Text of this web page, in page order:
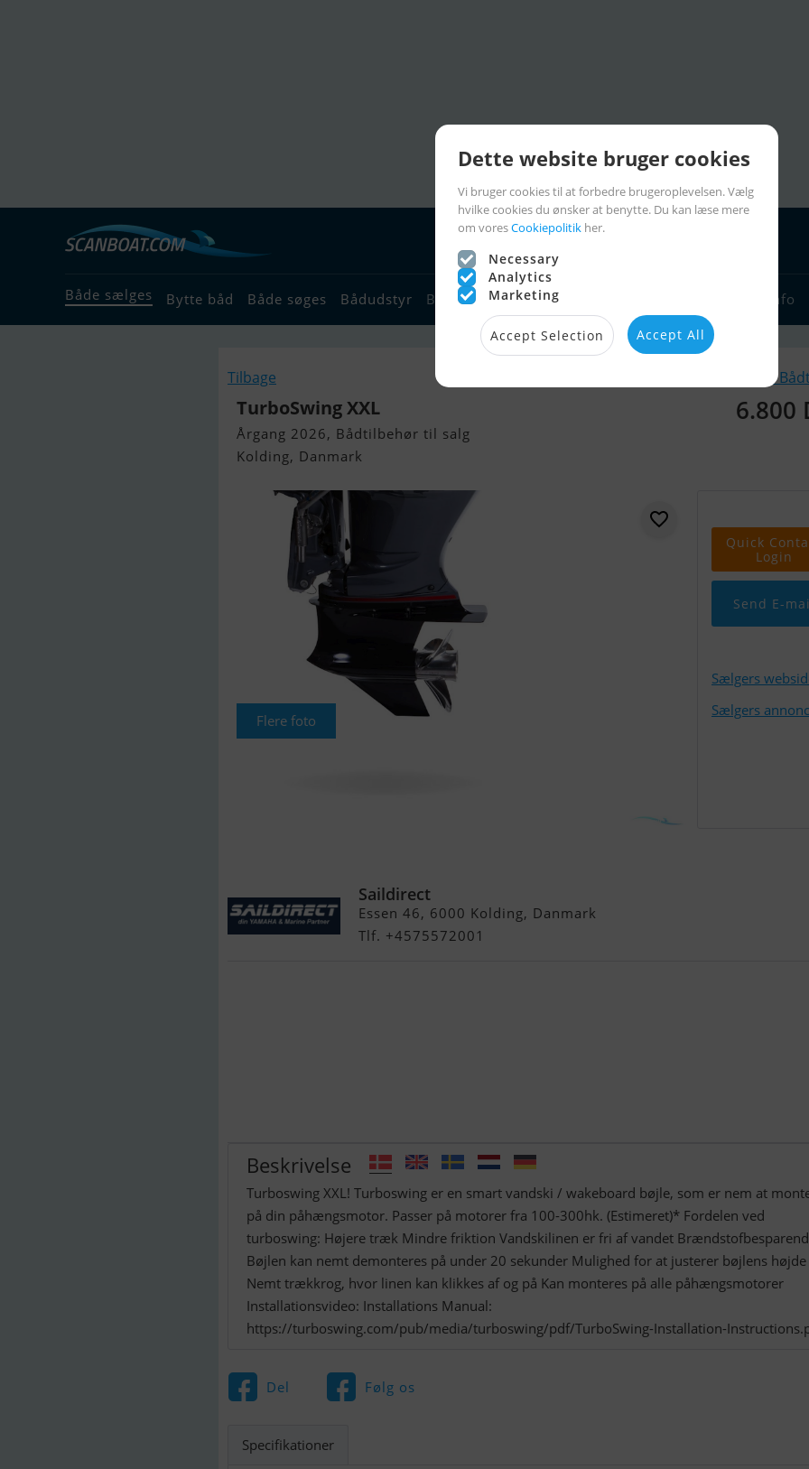
Både sælges Bytte båd Både søges Bådudstyr Bådforhandlere Sejlerlinks Sejlerinfo
Tilbage Lignende
TurboSwing XXL
Årgang 2026, Bådtilbehør til salg
Kolding, Danmark
6.800
Flere foto
Quick
Login
Send E-
Sælgers
Sælgers
Saildirect
Essen 46, 6000 Kolding, Danmark
Tlf. +4575572001
Beskrivelse
Turboswing XXL! Turboswing er en smart vandski / wakeboard bøjle, som er nem at
på din påhængsmotor. Passer på motorer fra 100-300hk. (Estimeret)* Fordelen ved
turboswing: Højere træk Mindre friktion Vandskilinen er fri af vandet
Bøjlen kan nemt demonteres på under 20 sekunder Mulighed for at justerer bøjlens højde
Nemt trækkrog, hvor linen kan klikkes af og på Kan monteres på alle påhængsmotorer
Installationsvideo: Installations Manual:
https://turboswing.com/pub/media/turboswing/pdf/TurboSwing-Installation-
Del Følg os
Specifikationer
Dette website bruger cookies
Vi bruger cookies til at forbedre brugeroplevelsen. Vælg
hvilke cookies du ønsker at benytte. Du kan læse mere
om voresCookiepolitik her.
Necessary
Analytics
Marketing
Accept Selection Accept All